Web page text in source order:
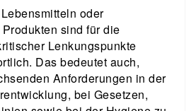
oder
sind für die
Lenkungspunkte
Das bedeutet auch,
Anforderungen in der
bei Gesetzen,